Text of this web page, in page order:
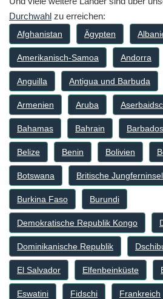
Durchwahl zu erreichen:
Afghanistan Ägypten
Amerikanisch-Samoa Andorra
Anguilla Antigua und Barbuda
Armenien Aruba
Bahamas Bahrain Barbados
Belize Benin Bolivien
Botswana Britische
Burkina Faso Burundi
Demokratische Republik Kongo
Dominikanische Republik
El Salvador Elfenbeinküste
Eswatini Fidschi Frankreich